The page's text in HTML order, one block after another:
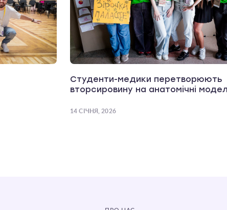
Студенти-медики перетворюють
вторсировину на анатомічні
14 СІЧНЯ, 2026